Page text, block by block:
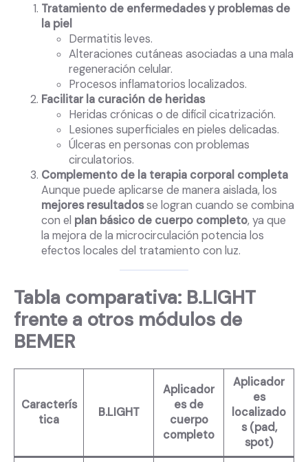
Tratamiento de enfermedades y problemas de
la piel
Dermatitis leves.
Alteraciones cutáneas asociadas a una mala
regeneración celular.
Procesos inflamatorios localizados.
Facilitar la curación de heridas
Heridas crónicas o de difícil cicatrización.
Lesiones superficiales en pieles delicadas.
Úlceras en personas con problemas
circulatorios.
Complemento de la terapia corporal completa
Aunque puede aplicarse de manera aislada, los
mejores resultadosse logran cuando se combina
con el plan básico de cuerpo completo, ya que
la mejora de la microcirculación potencia los
efectos locales del tratamiento con luz.
Tabla comparativa: B.LIGHT
frente a otros módulos de
BEMER
Caracterís
tica
B.LIGHT
Aplicador
es de
cuerpo
completo
Aplicador
es
localizado
s (pad,
spot)